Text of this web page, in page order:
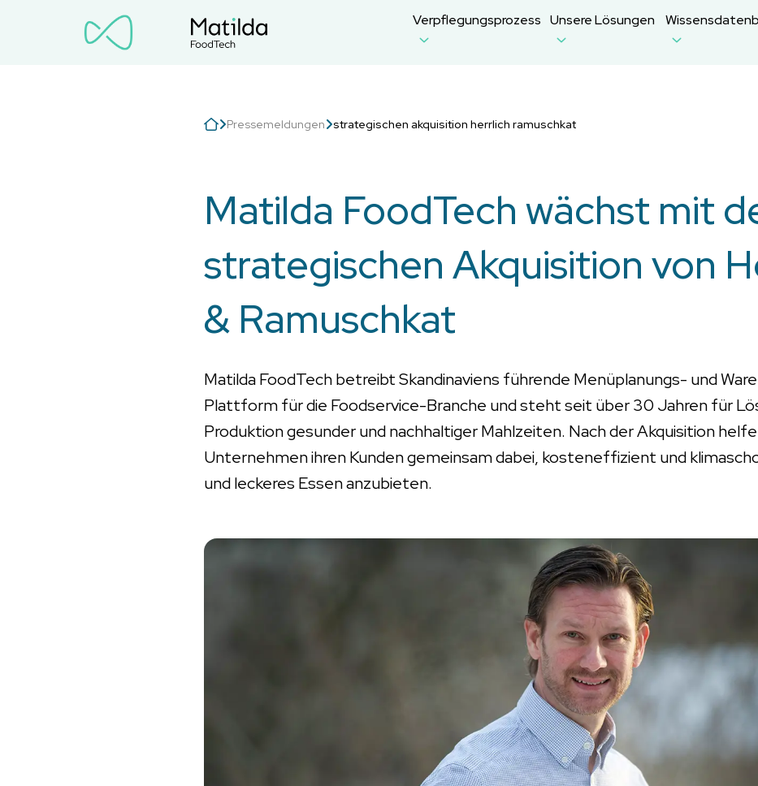
Verpflegungsprozess Unsere Lösungen
Pressemeldungen strategischen akquisition herrlich ramuschkat
Matilda FoodTech wächst mit
strategischen Akquisition von
& Ramuschkat
Matilda FoodTech betreibt Skandinaviens führende Menüplanungs- und
Plattform für die Foodservice-Branche und steht seit über 30 Jahren für
Produktion gesunder und nachhaltiger Mahlzeiten. Nach der Akquisition
Unternehmen ihren Kunden gemeinsam dabei, kosteneffizient und
und leckeres Essen anzubieten.